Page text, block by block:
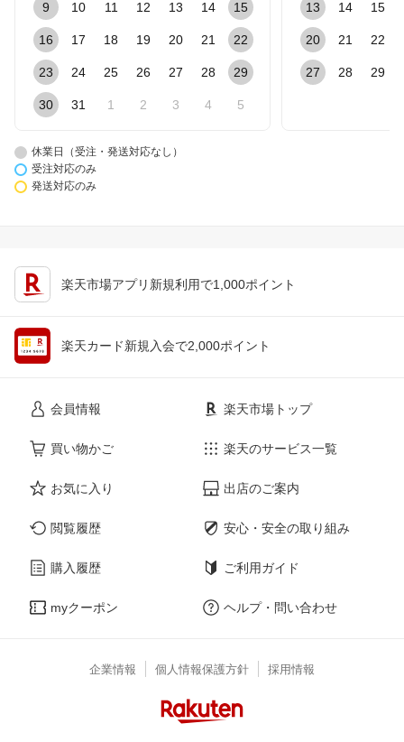
9 10 11 12 13 14 15
16 17 18 19 20 21 22
23 24 25 26 27 28 29
30 31 1 2 3 4 5
13 14 15
20 21 22
27 28 29
休業日（受注・発送対応なし）
受注対応のみ
発送対応のみ
楽天市場アプリ新規利用で1,000ポイント
楽天カード新規入会で2,000ポイント
会員情報
買い物かご
お気に入り
閲覧履歴
購入履歴
myクーポン
楽天市場トップ
楽天のサービス一覧
出店のご案内
安心・安全の取り組み
ご利用ガイド
ヘルプ・問い合わせ
企業情報 個人情報保護方針 採用情報